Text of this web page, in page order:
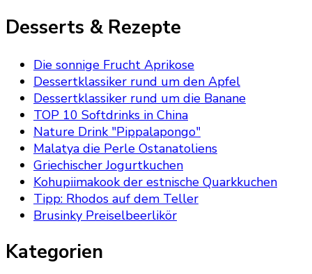
Desserts & Rezepte
Die sonnige Frucht Aprikose
Dessertklassiker rund um den Apfel
Dessertklassiker rund um die Banane
TOP 10 Softdrinks in China
Nature Drink "Pippalapongo"
Malatya die Perle Ostanatoliens
Griechischer Jogurtkuchen
Kohupiimakook der estnische Quarkkuchen
Tipp: Rhodos auf dem Teller
Brusinky Preiselbeerlikör
Kategorien